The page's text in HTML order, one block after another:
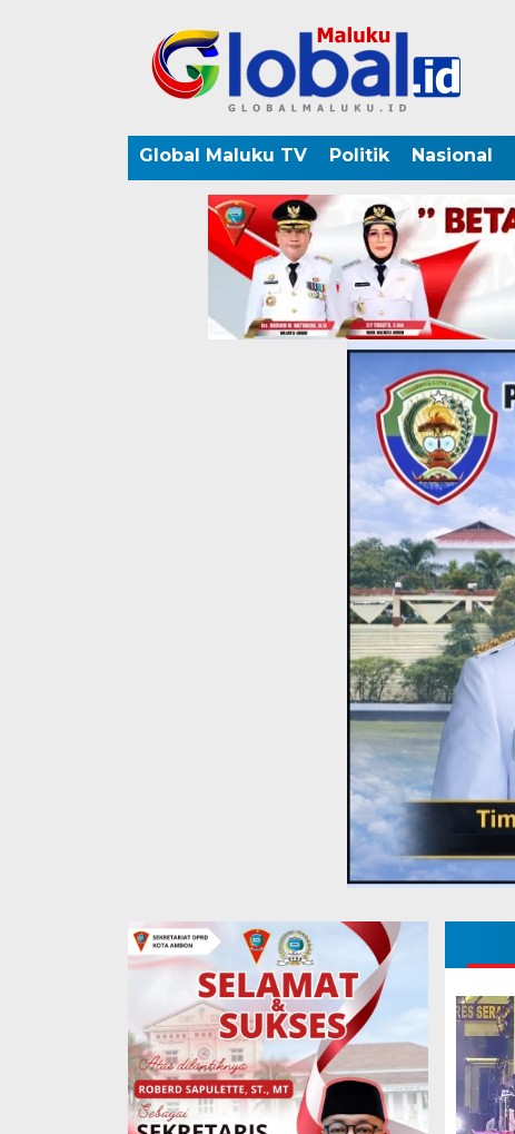
Global Maluku TV Politik Nasional